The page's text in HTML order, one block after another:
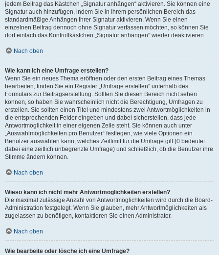
jedem Beitrag das Kästchen „Signatur anhängen“ aktivieren. Sie können eine
Signatur auch hinzufügen, indem Sie in Ihrem persönlichen Bereich das
standardmäßige Anhängen Ihrer Signatur aktivieren. Wenn Sie einen
einzelnen Beitrag dennoch ohne Signatur verfassen möchten, so können Sie
dort einfach das Kontrollkästchen „Signatur anhängen“ wieder deaktivieren.
Nach oben
Wie kann ich eine Umfrage erstellen?
Wenn Sie ein neues Thema eröffnen oder den ersten Beitrag eines Themas
bearbeiten, finden Sie ein Register „Umfrage erstellen“ unterhalb des
Formulars zur Beitragserstellung. Sollten Sie diesen Bereich nicht sehen
können, so haben Sie wahrscheinlich nicht die Berechtigung, Umfragen zu
erstellen. Sie sollten einen Titel und mindestens zwei Antwortmöglichkeiten in
die entsprechenden Felder eingeben und dabei sicherstellen, dass jede
Antwortmöglichkeit in einer eigenen Zeile steht. Sie können auch unter
„Auswahlmöglichkeiten pro Benutzer“ festlegen, wie viele Optionen ein
Benutzer auswählen kann, welches Zeitlimit für die Umfrage gilt (0 bedeutet
dabei eine zeitlich unbegrenzte Umfrage) und schließlich, ob die Benutzer ihre
Stimme ändern können.
Nach oben
Wieso kann ich nicht mehr Antwortmöglichkeiten erstellen?
Die maximal zulässige Anzahl von Antwortmöglichkeiten wird durch die Board-
Administration festgelegt. Wenn Sie glauben, mehr Antwortmöglichkeiten als
zugelassen zu benötigen, kontaktieren Sie einen Administrator.
Nach oben
Wie bearbeite oder lösche ich eine Umfrage?